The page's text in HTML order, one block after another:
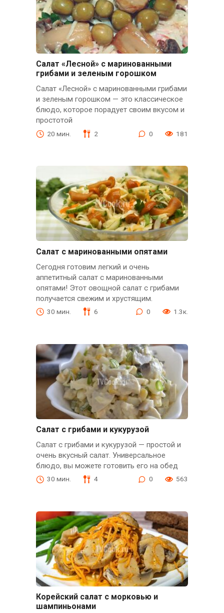
Салат «Лесной» с маринованными
грибами и зеленым горошком
Салат «Лесной» с маринованными грибами
и зеленым горошком — это классическое
блюдо, которое порадует своим вкусом и
простотой
20 мин. 2 0 181
Салат с маринованными опятами
Сегодня готовим легкий и очень
аппетитный салат с маринованными
опятами! Этот овощной салат с грибами
получается свежим и хрустящим.
30 мин. 6 0 1.3к.
Салат с грибами и кукурузой
Салат с грибами и кукурузой — простой и
очень вкусный салат. Универсальное
блюдо, вы можете готовить его на обед
30 мин. 4 0 563
Корейский салат с морковью и
шампиньонами